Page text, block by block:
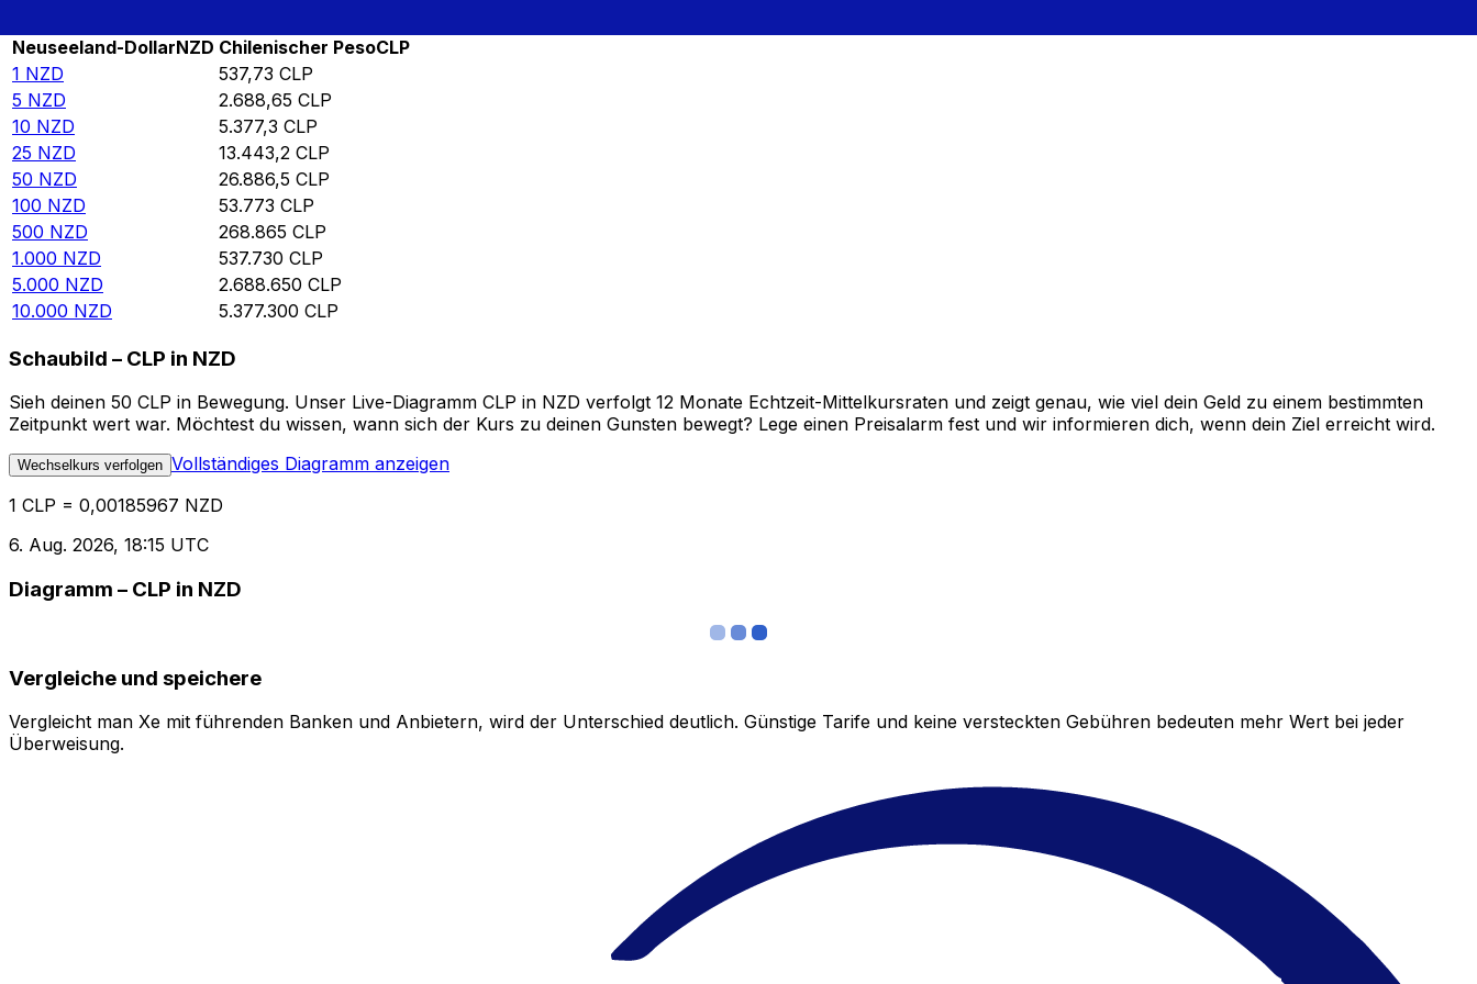
Neuseeland-DollarNZD Chilenischer PesoCLP
1 NZD 537,73 CLP
5 NZD 2.688,65 CLP
10 NZD 5.377,3 CLP
25 NZD 13.443,2 CLP
50 NZD 26.886,5 CLP
100 NZD 53.773 CLP
500 NZD 268.865 CLP
1.000 NZD 537.730 CLP
5.000 NZD 2.688.650 CLP
10.000 NZD 5.377.300 CLP
Schaubild – CLP in NZD
Sieh deinen 50 CLP in Bewegung. Unser Live-Diagramm CLP in NZD verfolgt 12 Monate Echtzeit-Mittelkursraten und zeigt genau, wie viel dein Geld zu einem bestimmten
Zeitpunkt wert war. Möchtest du wissen, wann sich der Kurs zu deinen Gunsten bewegt? Lege einen Preisalarm fest und wir informieren dich, wenn dein Ziel erreicht wird.
Wechselkurs verfolgen Vollständiges Diagramm anzeigen
1 CLP = 0,00185967 NZD
6. Aug. 2026, 18:15 UTC
Diagramm – CLP in NZD
Vergleiche und speichere
Vergleicht man Xe mit führenden Banken und Anbietern, wird der Unterschied deutlich. Günstige Tarife und keine versteckten Gebühren bedeuten mehr Wert bei jeder
Überweisung.